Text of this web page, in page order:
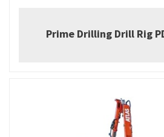
Prime Drilling Drill Rig